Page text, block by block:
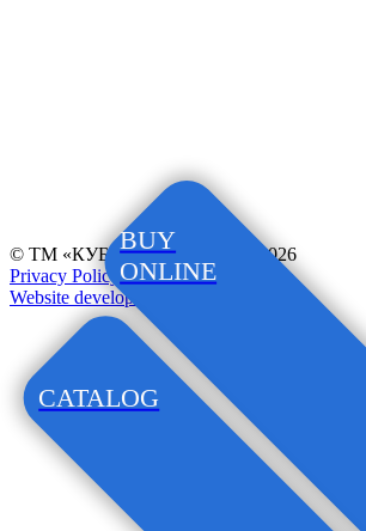
© ТМ «КУБАНОЧКА», 1997–2026
Privacy Policy
Website development
BUY
ONLINE
CATALOG